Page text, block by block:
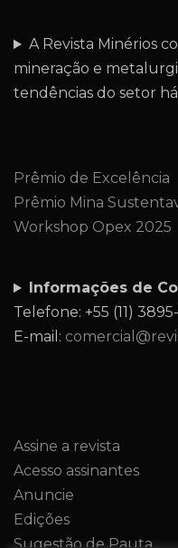
A Revista Minérios
mineração e
tendências do setor
Prêmio de Excelência
Prêmio Mina
Workshop Opex 2025
Informações de
Telefone: +55 (11)
E-mail:
Assine a revista
Acesso assinantes
Anuncie
Edições
Sugestão de Pauta